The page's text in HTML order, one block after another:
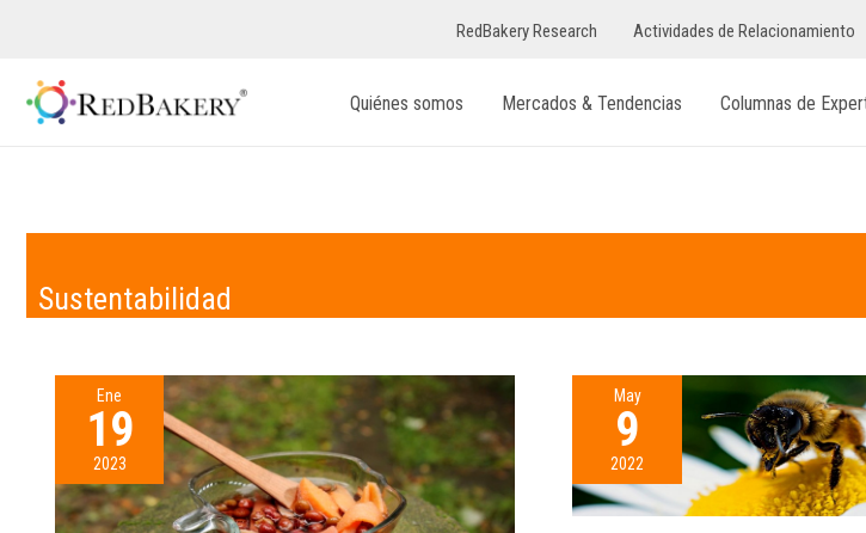
RedBakery Research Actividades de Relacionamiento
Quiénes somos Mercados & Tendencias Columnas de
Sustentabilidad
Ene
19
2023
May
9
2022